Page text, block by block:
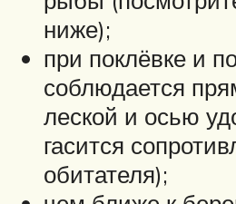
ниже);
при поклёвке и
соблюдается
леской и осью
гасится
обитателя);